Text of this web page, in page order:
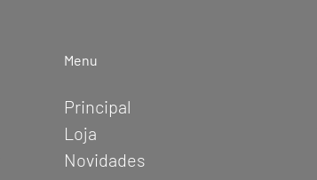
Menu
Principal
Loja
Novidades